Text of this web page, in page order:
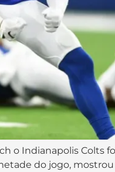
o Indianapolis Colts
do jogo,